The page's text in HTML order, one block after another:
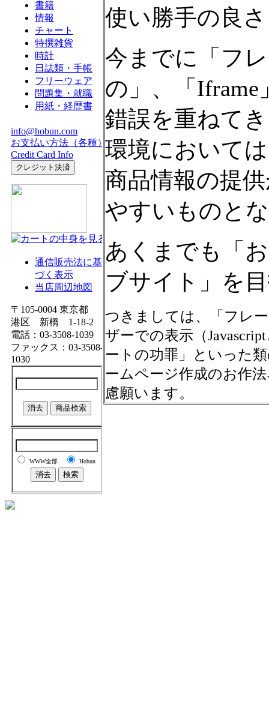
使い勝手の良
今までに「フ
の」、「
錯誤を重ねて
環境において
商品情報の提
やすいものと
あくまでも「
ブサイト」を
つきましては、「フレ
ザーでの表示（
ートの功罪」といった
ームページ作成のお作
慮願います。